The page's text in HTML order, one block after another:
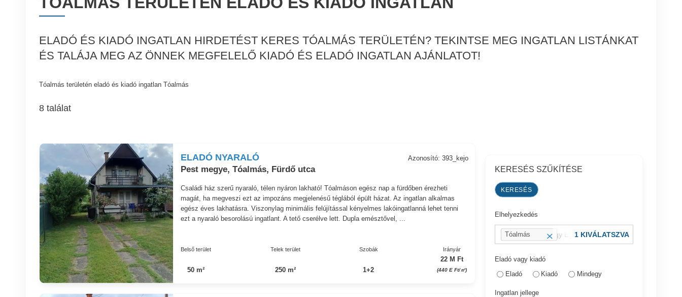
ELADÓ ÉS KIADÓ INGATLAN HIRDETÉST KERES TÓALMÁS TERÜLETÉN? TEKINTSE MEG INGATLAN LISTÁNKAT
ÉS TALÁJA MEG AZ ÖNNEK MEGFELELŐ KIADÓ ÉS ELADÓ INGATLAN AJÁNLATOT!
Tóalmás területén eladó és kiadó ingatlan Tóalmás
8 találat
ELADÓ NYARALÓ
Pest megye, Tóalmás, Fürdő utca
Azonosító: 393_kejo
Családi ház szerű nyaraló, télen nyáron lakható! Tóalmáson egész nap a fürdőben érezheti
magát, ha megveszi ezt az impozáns megjelenésű téglából épült házat. Az ingatlan alkalmas
egész éves lakhatásra. Viszonylag minimális felújítással kényelmes lakóingatlanná lehet tenni
ezt a nyaraló besorolású ingatlant. A tető cserélve lett. Dupla emésztővel, ...
Belső terület
50 m²
Telek terület
250 m²
Szobák
1+2
Irányár
22 M Ft
(440 E Ft/㎡)
KERESÉS SZŰKÍTÉSE
Elhelyezkedés
pl.: 13 kerület vagy Eger, Dobó utca
Tóalmás 1 KIVÁLATSZVA
Eladó vagy kiadó
Eladó
Kiadó Mindegy
Ingatlan jellege